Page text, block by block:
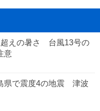
超えの暑さ 台風13号の
意
県で震度4の地震 津波